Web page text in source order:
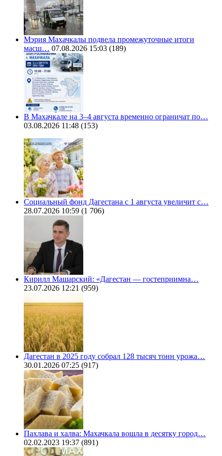
Мэрия Махачкалы подвела промежуточные итоги
масш… 07.08.2026 15:03 (189)
В Махачкале на 3–4 августа временно ограничат по…
03.08.2026 11:48 (153)
Социальный фонд Дагестана с 1 августа увеличит с…
28.07.2026 10:59 (1 706)
Кирилл Машарский: «Дагестан — гостеприимна…
23.07.2026 12:21 (959)
Дагестан в 2025 году собрал 128 тысяч тонн урожа…
30.01.2026 07:25 (917)
Пахлава и халва: Махачкала вошла в десятку город…
02.02.2023 19:37 (891)